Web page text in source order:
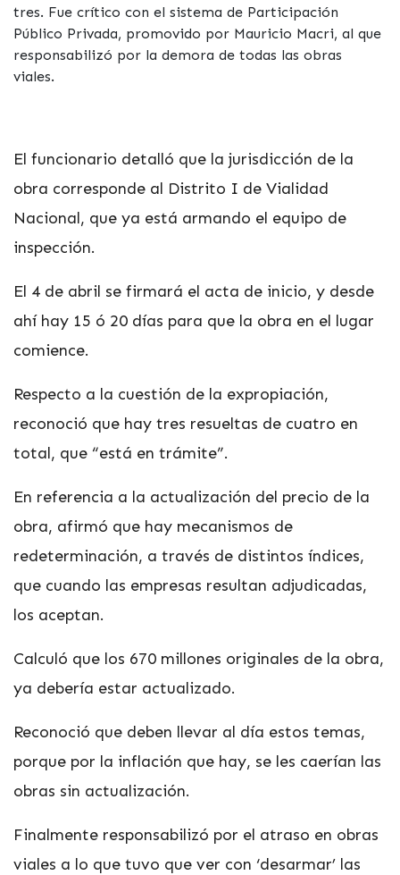
tres. Fue crítico con el sistema de Participación
Público Privada, promovido por Mauricio Macri, al que
responsabilizó por la demora de todas las obras
viales.
El funcionario detalló que la jurisdicción de la
obra corresponde al Distrito I de Vialidad
Nacional, que ya está armando el equipo de
inspección.
El 4 de abril se firmará el acta de inicio, y desde
ahí hay 15 ó 20 días para que la obra en el lugar
comience.
Respecto a la cuestión de la expropiación,
reconoció que hay tres resueltas de cuatro en
total, que “está en trámite”.
En referencia a la actualización del precio de la
obra, afirmó que hay mecanismos de
redeterminación, a través de distintos índices,
que cuando las empresas resultan adjudicadas,
los aceptan.
Calculó que los 670 millones originales de la obra,
ya debería estar actualizado.
Reconoció que deben llevar al día estos temas,
porque por la inflación que hay, se les caerían las
obras sin actualización.
Finalmente responsabilizó por el atraso en obras
viales a lo que tuvo que ver con ‘desarmar’ las